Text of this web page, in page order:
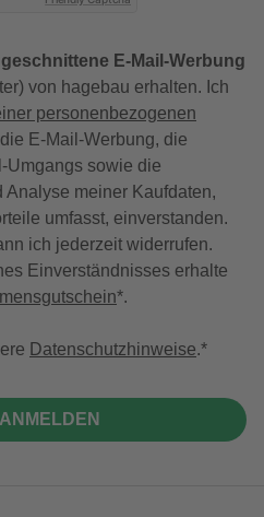
E-Mail-Werbung
von hagebau erhalten. Ich
personenbezogenen
E-Mail-Werbung, die
Umgangs sowie die
Analyse meiner Kaufdaten,
umfasst, einverstanden.
ich jederzeit widerrufen.
Einverständnisses erhalte
*.
Datenschutzhinweise.